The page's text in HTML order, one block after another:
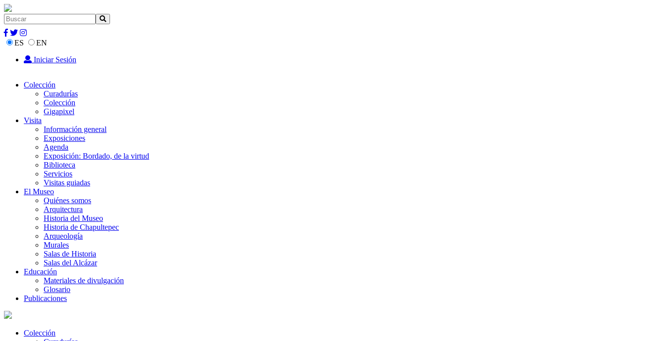
ES
EN
Iniciar Sesión
Colección
Curadurías
Colección
Gigapixel
Visita
Información general
Exposiciones
Agenda
Exposición: Bordado, de la virtud
Biblioteca
Servicios
Visitas guiadas
El Museo
Quiénes somos
Arquitectura
Historia del Museo
Historia de Chapultepec
Arqueología
Murales
Salas de Historia
Salas del Alcázar
Educación
Materiales de divulgación
Glosario
Publicaciones
Colección